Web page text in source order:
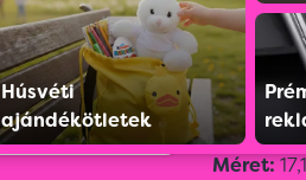
Húsvéti
ajándékötletek
Szín:
Méret: